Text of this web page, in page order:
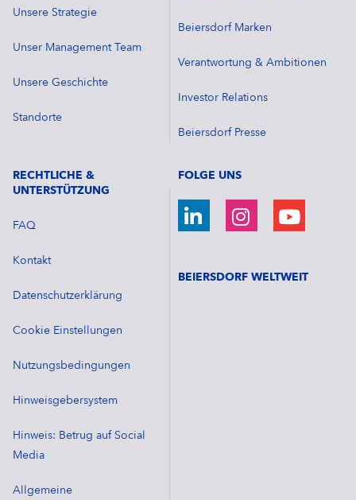
Unsere Strategie
Unser Management Team
Unsere Geschichte
Standorte
Beiersdorf Marken
Verantwortung & Ambitionen
Investor Relations
Beiersdorf Presse
RECHTLICHE &
UNTERSTÜTZUNG
FAQ
Kontakt
Datenschutzerklärung
Cookie Einstellungen
Nutzungsbedingungen
Hinweisgebersystem
Hinweis: Betrug auf Social
Media
Allgemeine
FOLGE UNS
BEIERSDORF WELTWEIT